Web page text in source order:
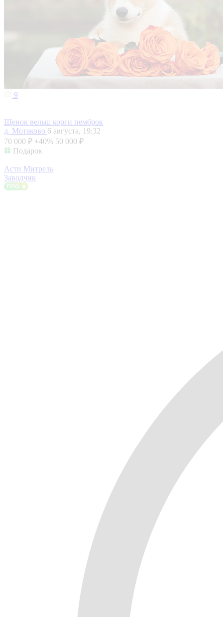
9
Щенок вельш корги пемброк
д. Мотяково 6 августа, 19:32
70 000 ₽ +40% 50 000 ₽
Подарок
Асти Митрель
Заводчик